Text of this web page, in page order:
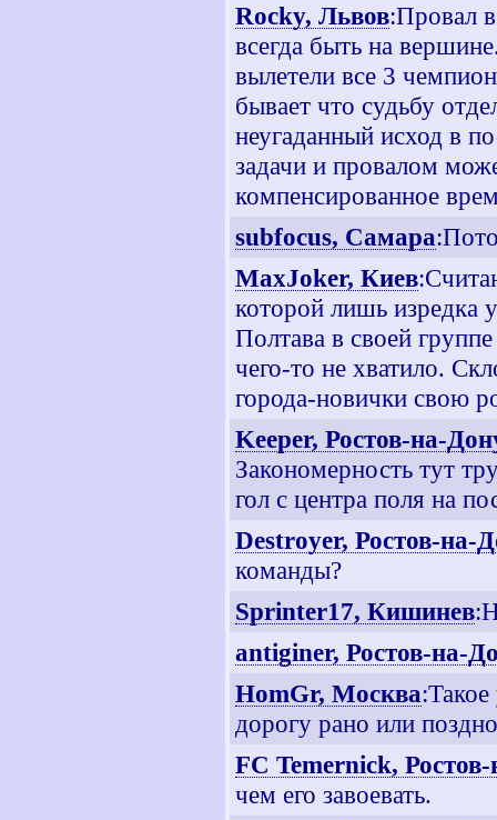
Rocky, Львов:Провал
всегда быть на
вылетели все 3
бывает что судьбу
неугаданный исход в
задачи и провалом
компенсированное
subfocus, Самара
MaxJoker, Киев
которой лишь изредка
Полтава в своей
чего-то не хватило.
города-новички свою
Keeper, Ростов-на-
Закономерность тут
гол с центра поля на
Destroyer, Ростов-на-
команды?
Sprinter17, Кишинев
antiginer, Ростов-на-
HomGr, Москва
дорогу рано или поздно
FC Temernick,
чем его завоевать.